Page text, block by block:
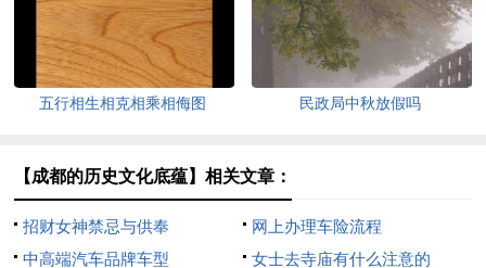
五行相生相克相乘相侮图 民政局中秋放假吗
【成都的历史文化底蕴】相关文章：
招财女神禁忌与供奉
网上办理车险流程
中高端汽车品牌车型
女士去寺庙有什么注意的